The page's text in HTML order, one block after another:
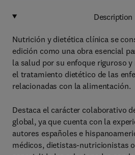
Description
Nutrición y dietética clínica se
edición como una obra esencial
la salud por su enfoque riguroso
el tratamiento dietético de las
relacionadas con la alimentación.
Destaca el carácter colaborativo
global, ya que cuenta con la
autores españoles e
médicos, dietistas-nutricionistas